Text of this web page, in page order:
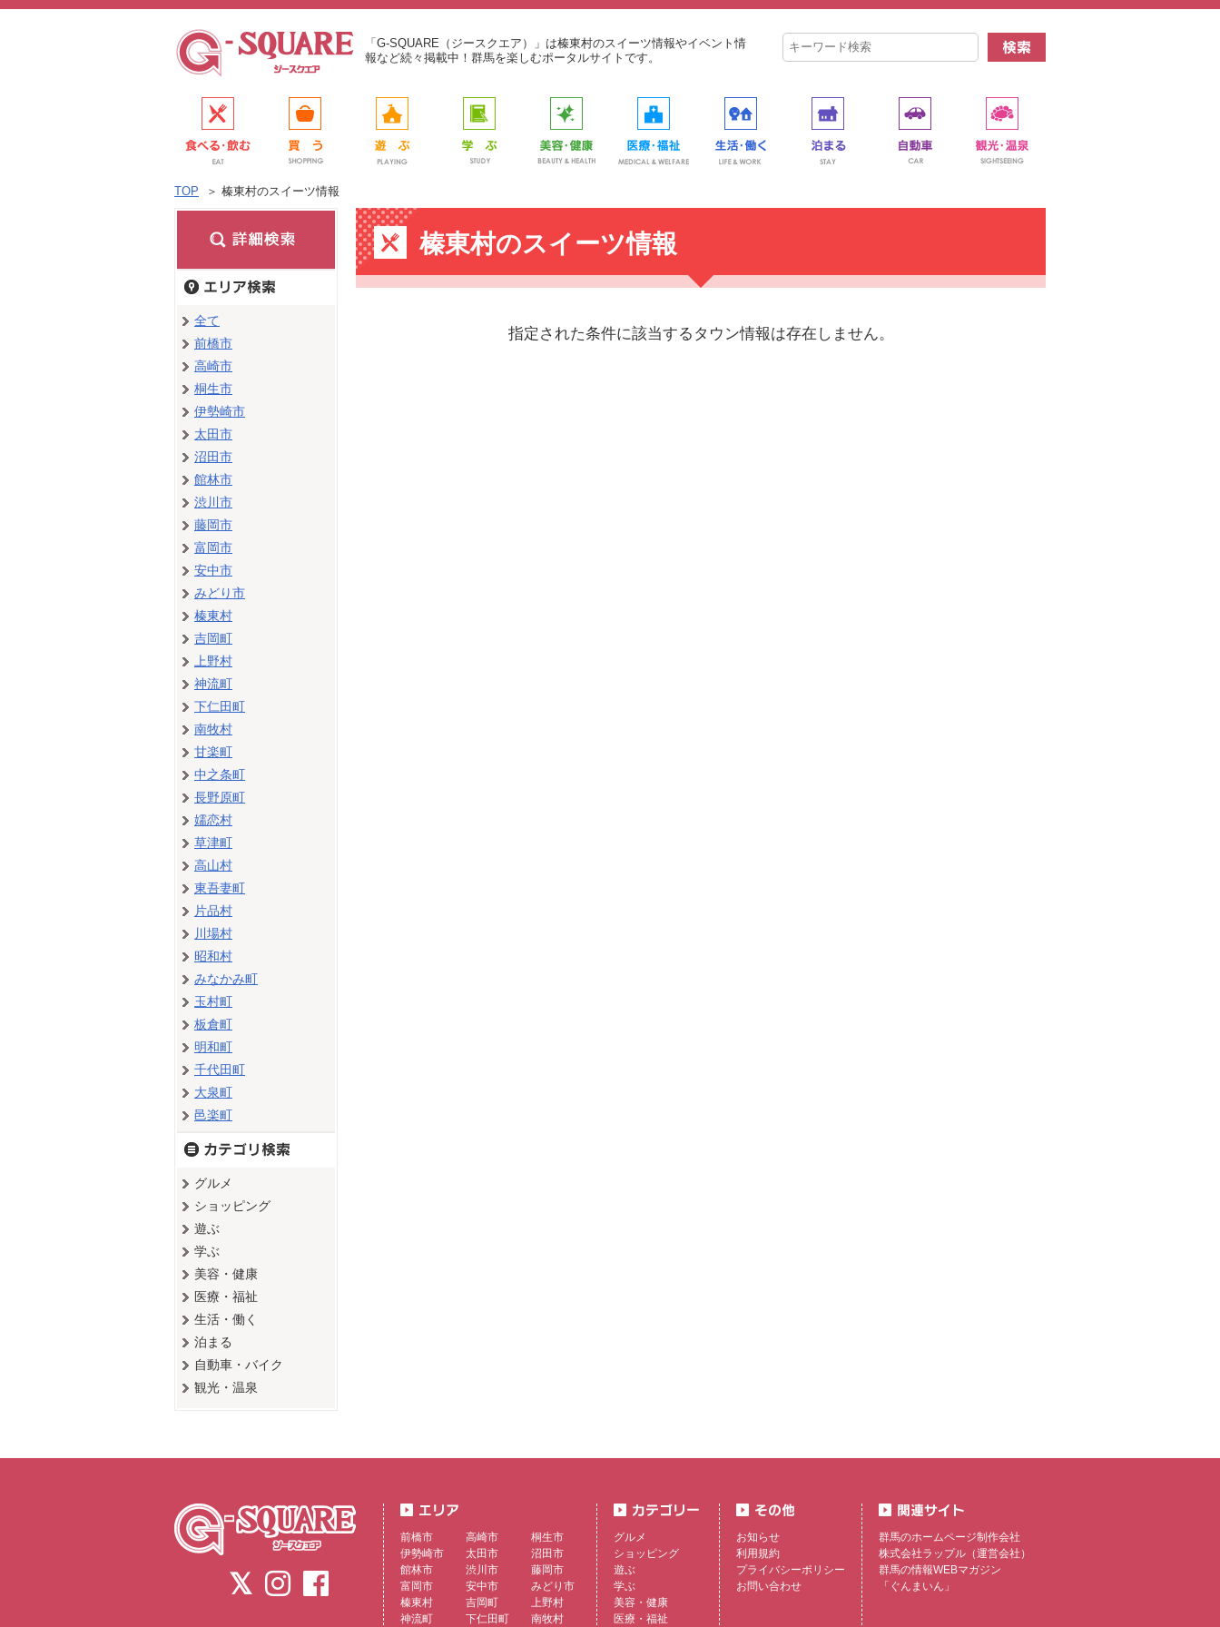
「G-SQUARE（ジースクエア）」は榛東村のスイーツ情報やイベント情
報など続々掲載中！群馬を楽しむポータルサイトです。
TOP ＞ 榛東村のスイーツ情報
榛東村のスイーツ情報
指定された条件に該当するタウン情報は存在しません。
全て
前橋市
高崎市
桐生市
伊勢崎市
太田市
沼田市
館林市
渋川市
藤岡市
富岡市
安中市
みどり市
榛東村
吉岡町
上野村
神流町
下仁田町
南牧村
甘楽町
中之条町
長野原町
嬬恋村
草津町
高山村
東吾妻町
片品村
川場村
昭和村
みなかみ町
玉村町
板倉町
明和町
千代田町
大泉町
邑楽町
グルメ
ショッピング
遊ぶ
学ぶ
美容・健康
医療・福祉
生活・働く
泊まる
自動車・バイク
観光・温泉
前橋市 高崎市
桐生市
伊勢崎市
太田市
沼田市
館林市
渋川市
藤岡市
富岡市
安中市
みどり市
榛東村
吉岡町
上野村
神流町
下仁田町 南牧村
グルメ
ショッピング
遊ぶ
学ぶ
美容・健康
医療・福祉
お知らせ
利用規約
プライバシーポリシー
お問い合わせ
群馬のホームページ制作会社
株式会社ラップル （運営会社）
群馬の情報WEBマガジン
「ぐんまいん」